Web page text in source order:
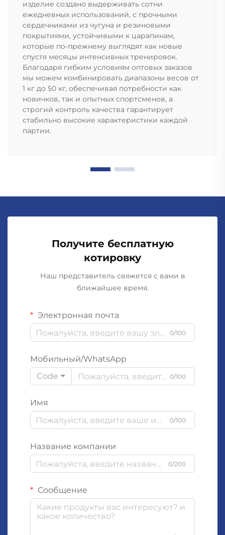
изделие создано выдерживать сотни
ежедневных использований, с прочными
сердечниками из чугуна и резиновыми
покрытиями, устойчивыми к царапинам,
которые по-прежнему выглядят как новые
спустя месяцы интенсивных тренировок.
Благодаря гибким условиям оптовых заказов
мы можем комбинировать диапазоны весов от
1 кг до 50 кг, обеспечивая потребности как
новичков, так и опытных спортсменов, а
строгий контроль качества гарантирует
стабильно высокие характеристики каждой
партии.
Получите бесплатную
котировку
Наш представитель свяжется с вами в
ближайшее время.
Электронная почта
0/100
Мобильный/WhatsApp
Code
0/100
Имя
0/100
Название компании
0/200
Сообщение